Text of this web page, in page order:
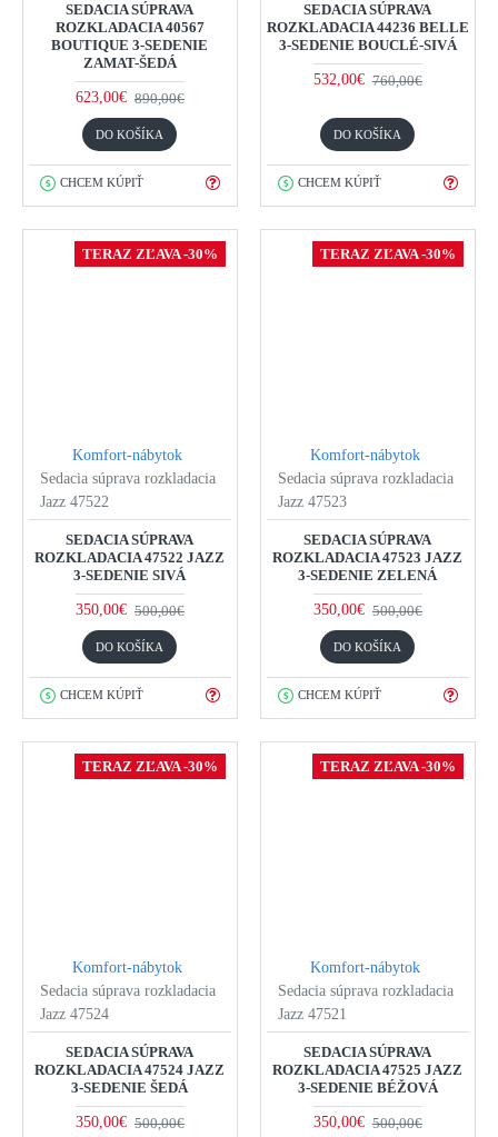
SEDACIA SÚPRAVA
ROZKLADACIA 40567
BOUTIQUE 3-SEDENIE
ZAMAT-ŠEDÁ
623,00€ 890,00€
DO KOŠÍKA
CHCEM KÚPIŤ
SEDACIA SÚPRAVA
ROZKLADACIA 44236 BELLE
3-SEDENIE BOUCLÉ-SIVÁ
532,00€ 760,00€
DO KOŠÍKA
CHCEM KÚPIŤ
TERAZ ZĽAVA -30%
Komfort-nábytok
Sedacia súprava rozkladacia
Jazz 47522
SEDACIA SÚPRAVA
ROZKLADACIA 47522 JAZZ
3-SEDENIE SIVÁ
350,00€ 500,00€
DO KOŠÍKA
CHCEM KÚPIŤ
TERAZ ZĽAVA -30%
Komfort-nábytok
Sedacia súprava rozkladacia
Jazz 47523
SEDACIA SÚPRAVA
ROZKLADACIA 47523 JAZZ
3-SEDENIE ZELENÁ
350,00€ 500,00€
DO KOŠÍKA
CHCEM KÚPIŤ
TERAZ ZĽAVA -30%
Komfort-nábytok
Sedacia súprava rozkladacia
Jazz 47524
SEDACIA SÚPRAVA
ROZKLADACIA 47524 JAZZ
3-SEDENIE ŠEDÁ
350,00€ 500,00€
TERAZ ZĽAVA -30%
Komfort-nábytok
Sedacia súprava rozkladacia
Jazz 47521
SEDACIA SÚPRAVA
ROZKLADACIA 47525 JAZZ
3-SEDENIE BÉŽOVÁ
350,00€ 500,00€